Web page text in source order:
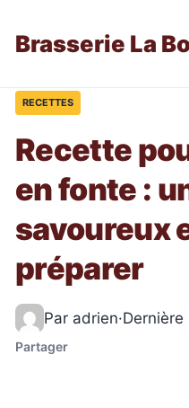
Brasserie La
RECETTES
Recette
en fonte :
savoureux
préparer
Par adrien·
Partager